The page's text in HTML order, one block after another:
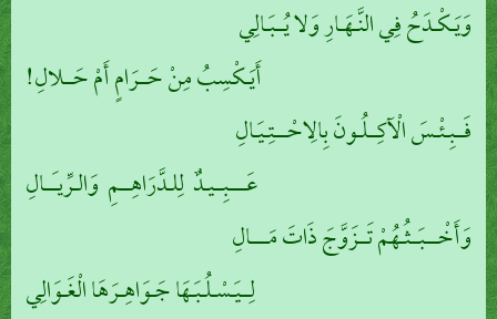
وَيَـكْـدَحُ فِي النَّـهَـارِ وَلا يُــبَـالِي
أَيَـكْسِبُ مِنْ حَــرَامٍ أَمْ حَــلالِ!
فَــبِـئْـسَ الْآكِــلُـونَ بِالِاحْـــتِـيَـالِ
عَــــبِــيـدٌ لِلـدَّرَاهِــمِ وَالـرِّيـَــالِ
وَأَخْـــبَــثُـهُمْ تَــزَوَّجَ ذَاتَ مَــــالِ
لِــيَـسْـلُـبَـهَا جَـوَاهِـرَهَا الْغَـوَالِي